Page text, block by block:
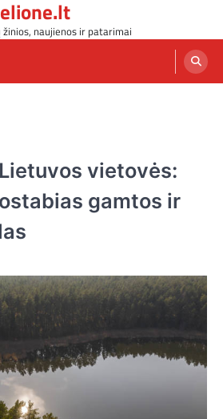
žinios, naujienos ir patarimai
vietovės:
gamtos ir